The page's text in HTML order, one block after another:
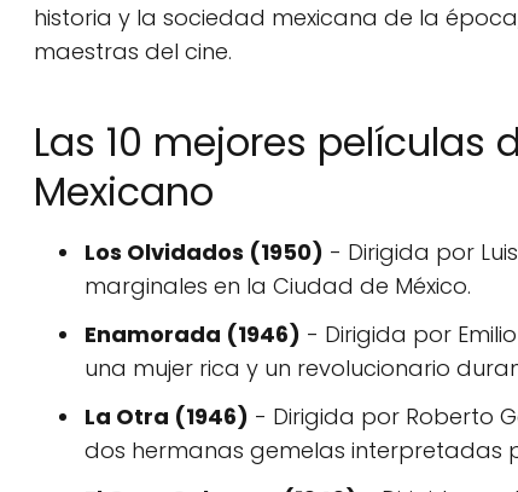
historia y la sociedad mexicana de la
maestras del cine.
Las 10 mejores películas
Mexicano
Los Olvidados (1950) - Dirigida por
marginales en la Ciudad de México.
Enamorada (1946) - Dirigida por
una mujer rica y un revolucionario
La Otra (1946) - Dirigida por Roberto
dos hermanas gemelas interpretadas